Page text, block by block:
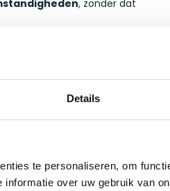
Details
te personaliseren, om
over uw gebruik van
, zonder dat
plantenbak weinig tot geen
stijlvolle uitstraling.
cm en een hoogte van 60